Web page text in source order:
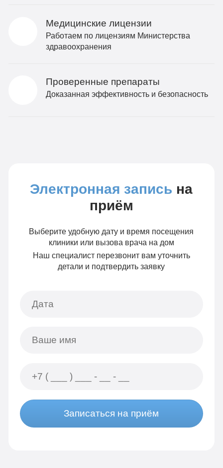
Медицинские лицензии
Работаем по лицензиям Министерства
здравоохранения
Проверенные препараты
Доказанная эффективность и безопасность
Электронная запись на
приём
Выберите удобную дату и время посещения
клиники или вызова врача на дом
Наш специалист перезвонит вам уточнить
детали и подтвердить заявку
Записаться на приём